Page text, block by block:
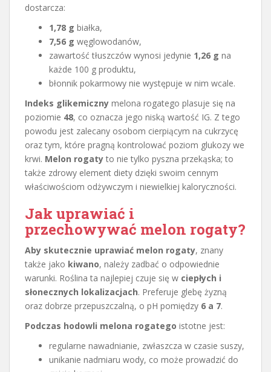
dostarcza:
1,78 g białka,
7,56 g węglowodanów,
zawartość tłuszczów wynosi jedynie 1,26 g na
każde 100 g produktu,
błonnik pokarmowy nie występuje w nim wcale.
Indeks glikemiczny melona rogatego plasuje się na
poziomie 48, co oznacza jego niską wartość IG. Z tego
powodu jest zalecany osobom cierpiącym na cukrzycę
oraz tym, które pragną kontrolować poziom glukozy we
krwi. Melon rogaty to nie tylko pyszna przekąska; to
także zdrowy element diety dzięki swoim cennym
właściwościom odżywczym i niewielkiej kaloryczności.
Jak uprawiać i
przechowywać melon rogaty?
Aby skutecznie uprawiać melon rogaty, znany
także jako kiwano, należy zadbać o odpowiednie
warunki. Roślina ta najlepiej czuje się w ciepłych i
słonecznych lokalizacjach. Preferuje glebę żyzną
oraz dobrze przepuszczalną, o pH pomiędzy 6 a 7.
Podczas hodowli melona rogatego istotne jest:
regularne nawadnianie, zwłaszcza w czasie suszy,
unikanie nadmiaru wody, co może prowadzić do